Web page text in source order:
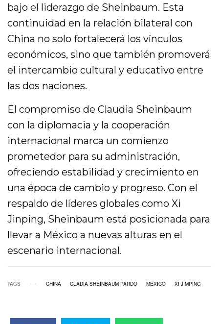
bajo el liderazgo de Sheinbaum. Esta
continuidad en la relación bilateral con
China no solo fortalecerá los vínculos
económicos, sino que también promoverá
el intercambio cultural y educativo entre
las dos naciones.
El compromiso de Claudia Sheinbaum
con la diplomacia y la cooperación
internacional marca un comienzo
prometedor para su administración,
ofreciendo estabilidad y crecimiento en
una época de cambio y progreso. Con el
respaldo de líderes globales como Xi
Jinping, Sheinbaum está posicionada para
llevar a México a nuevas alturas en el
escenario internacional.
TAGS CHINA CLADIA SHEINBAUM PARDO MÉXICO XI JIMPING